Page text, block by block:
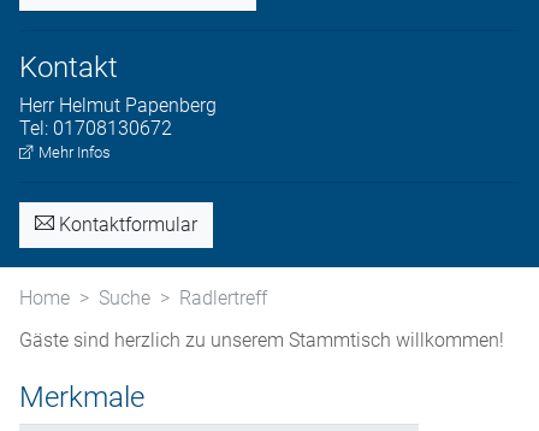
Kontakt
Herr Helmut Papenberg
Tel: 01708130672
Mehr Infos
Kontaktformular
Home Suche
Radlertreff
Gäste sind herzlich zu unserem Stammtisch willkommen!
Merkmale